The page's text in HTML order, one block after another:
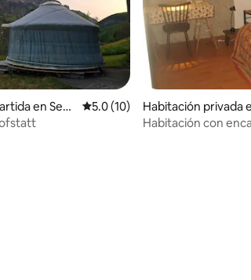
227 reseñas
en Seeli
Calificación promedio: 5.0 de 5,
5.0 (10)
Habitación privada
Habitación con